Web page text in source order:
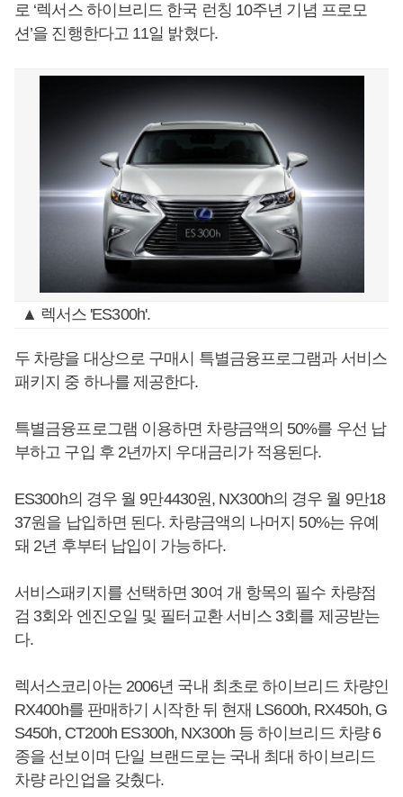
로 ‘렉서스 하이브리드 한국 런칭 10주년 기념 프로모
션’을 진행한다고 11일 밝혔다.
▲ 렉서스 'ES300h'.
두 차량을 대상으로 구매시 특별금융프로그램과 서비스
패키지 중 하나를 제공한다.
특별금융프로그램 이용하면 차량금액의 50%를 우선 납
부하고 구입 후 2년까지 우대금리가 적용된다.
ES300h의 경우 월 9만4430원, NX300h의 경우 월 9만18
37원을 납입하면 된다. 차량금액의 나머지 50%는 유예
돼 2년 후부터 납입이 가능하다.
서비스패키지를 선택하면 30여 개 항목의 필수 차량점
검 3회와 엔진오일 및 필터교환 서비스 3회를 제공받는
다.
렉서스코리아는 2006년 국내 최초로 하이브리드 차량인
RX400h를 판매하기 시작한 뒤 현재 LS600h, RX450h, G
S450h, CT200h ES300h, NX300h 등 하이브리드 차량 6
종을 선보이며 단일 브랜드로는 국내 최대 하이브리드
차량 라인업을 갖췄다.